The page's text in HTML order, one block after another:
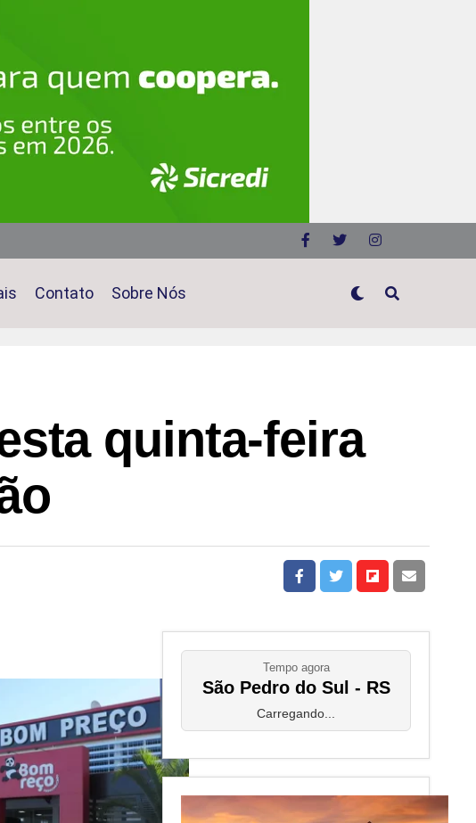
Contato Sobre Nós
quinta-feira
Tempo agora
São Pedro do Sul - RS
Carregando...